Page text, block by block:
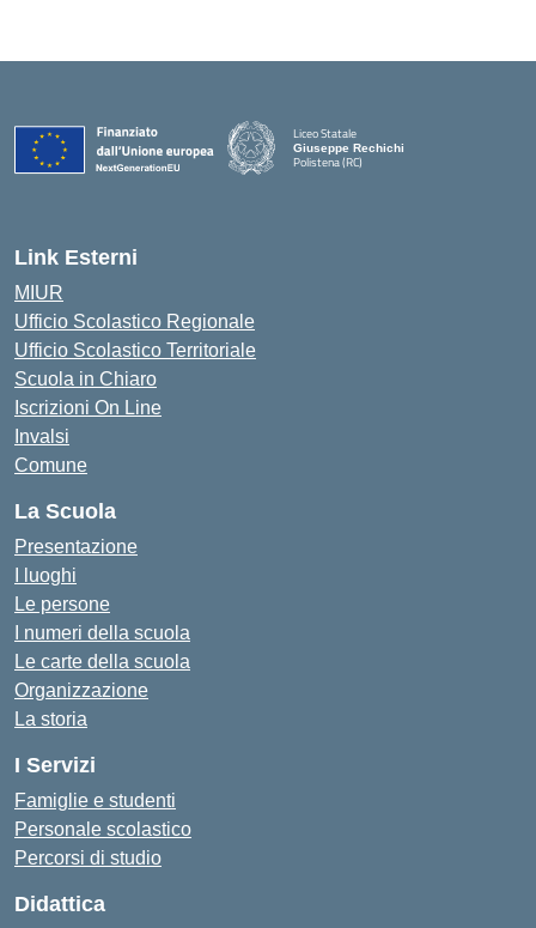
Liceo Statale
Giuseppe Rechichi
Polistena (RC)
Link Esterni
MIUR
Ufficio Scolastico Regionale
Ufficio Scolastico Territoriale
Scuola in Chiaro
Iscrizioni On Line
Invalsi
Comune
La Scuola
Presentazione
I luoghi
Le persone
I numeri della scuola
Le carte della scuola
Organizzazione
La storia
I Servizi
Famiglie e studenti
Personale scolastico
Percorsi di studio
Didattica